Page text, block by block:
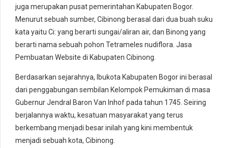
juga merupakan pusat pemerintahan Kabupaten Bogor.
Menurut sebuah sumber, Cibinong berasal dari dua buah suku
kata yaitu Ci: yang berarti sungai/aliran air, dan Binong yang
berarti nama sebuah pohon Tetrameles nudiflora. Jasa
Pembuatan Website di Kabupaten Cibinong.
Berdasarkan sejarahnya, Ibukota Kabupaten Bogor ini berasal
dari penggabungan sembilan Kelompok Pemukiman di masa
Gubernur Jendral Baron Van Inhof pada tahun 1745. Seiring
berjalannya waktu, kesatuan masyarakat yang terus
berkembang menjadi besar inilah yang kini membentuk
menjadi sebuah kota, Cibinong.